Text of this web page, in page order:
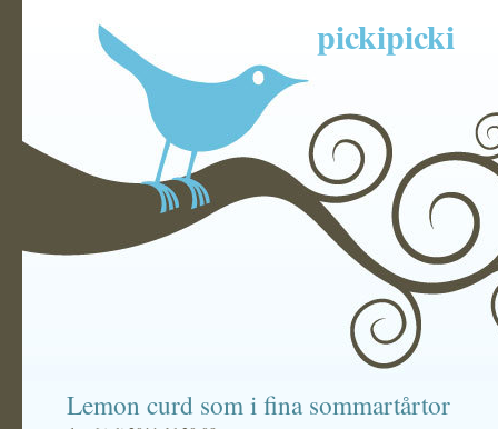
pickipicki
Lemon curd som i fina sommartårtor